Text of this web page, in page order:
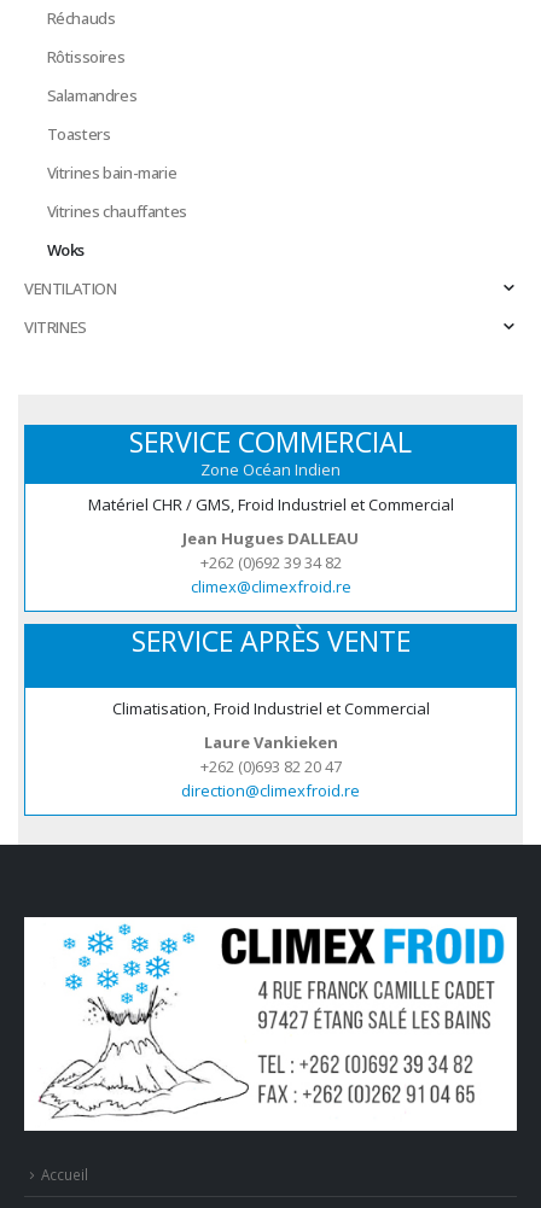
Réchauds
Rôtissoires
Salamandres
Toasters
Vitrines bain-marie
Vitrines chauffantes
Woks
VENTILATION
VITRINES
SERVICE COMMERCIAL
Zone Océan Indien
Matériel CHR / GMS, Froid Industriel et Commercial
Jean Hugues DALLEAU
+262 (0)692 39 34 82
climex@climexfroid.re
SERVICE APRÈS VENTE
Climatisation, Froid Industriel et Commercial
Laure Vankieken
+262 (0)693 82 20 47
direction@climexfroid.re
Accueil